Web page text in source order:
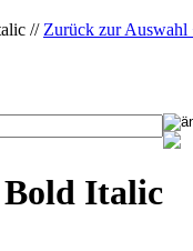
// Zurück zur Auswahl
Bold Italic